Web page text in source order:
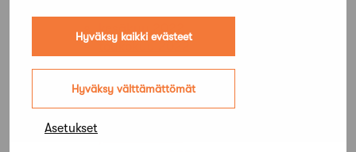
Hyväksy kaikki evästeet
Hyväksy välttämättömät
Asetukset
toukokuu 2022
maaliskuu 2022